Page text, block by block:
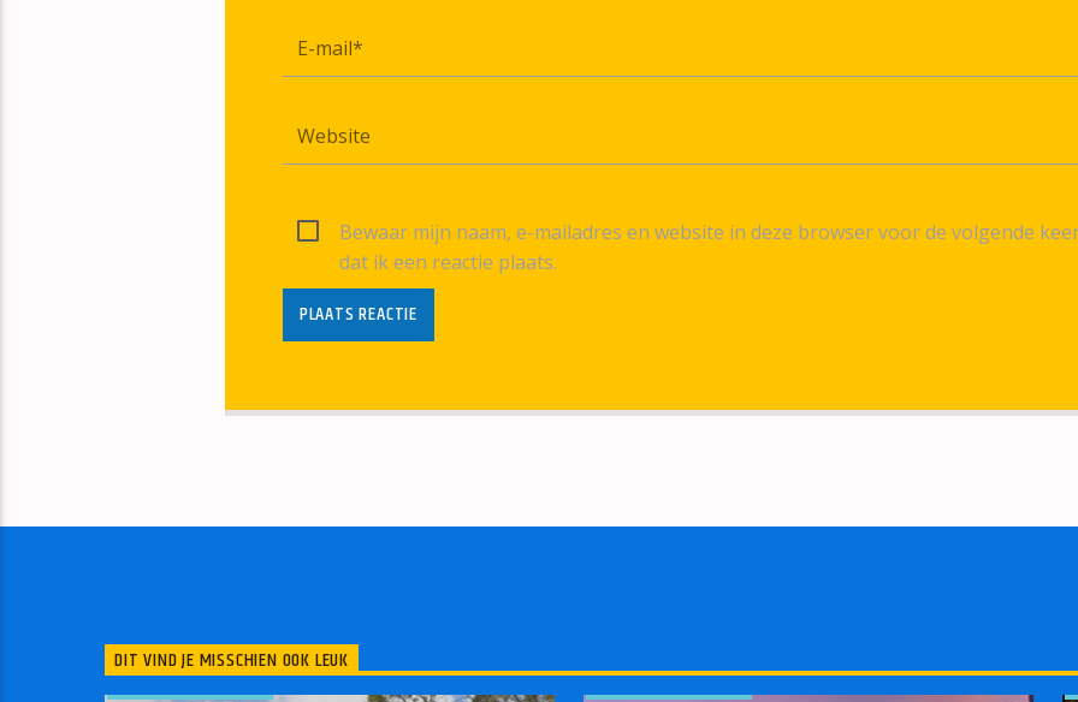
Bewaar mijn naam, e-mailadres en website in deze browser voor de volgende
dat ik een reactie plaats.
DIT VIND JE MISSCHIEN OOK LEUK